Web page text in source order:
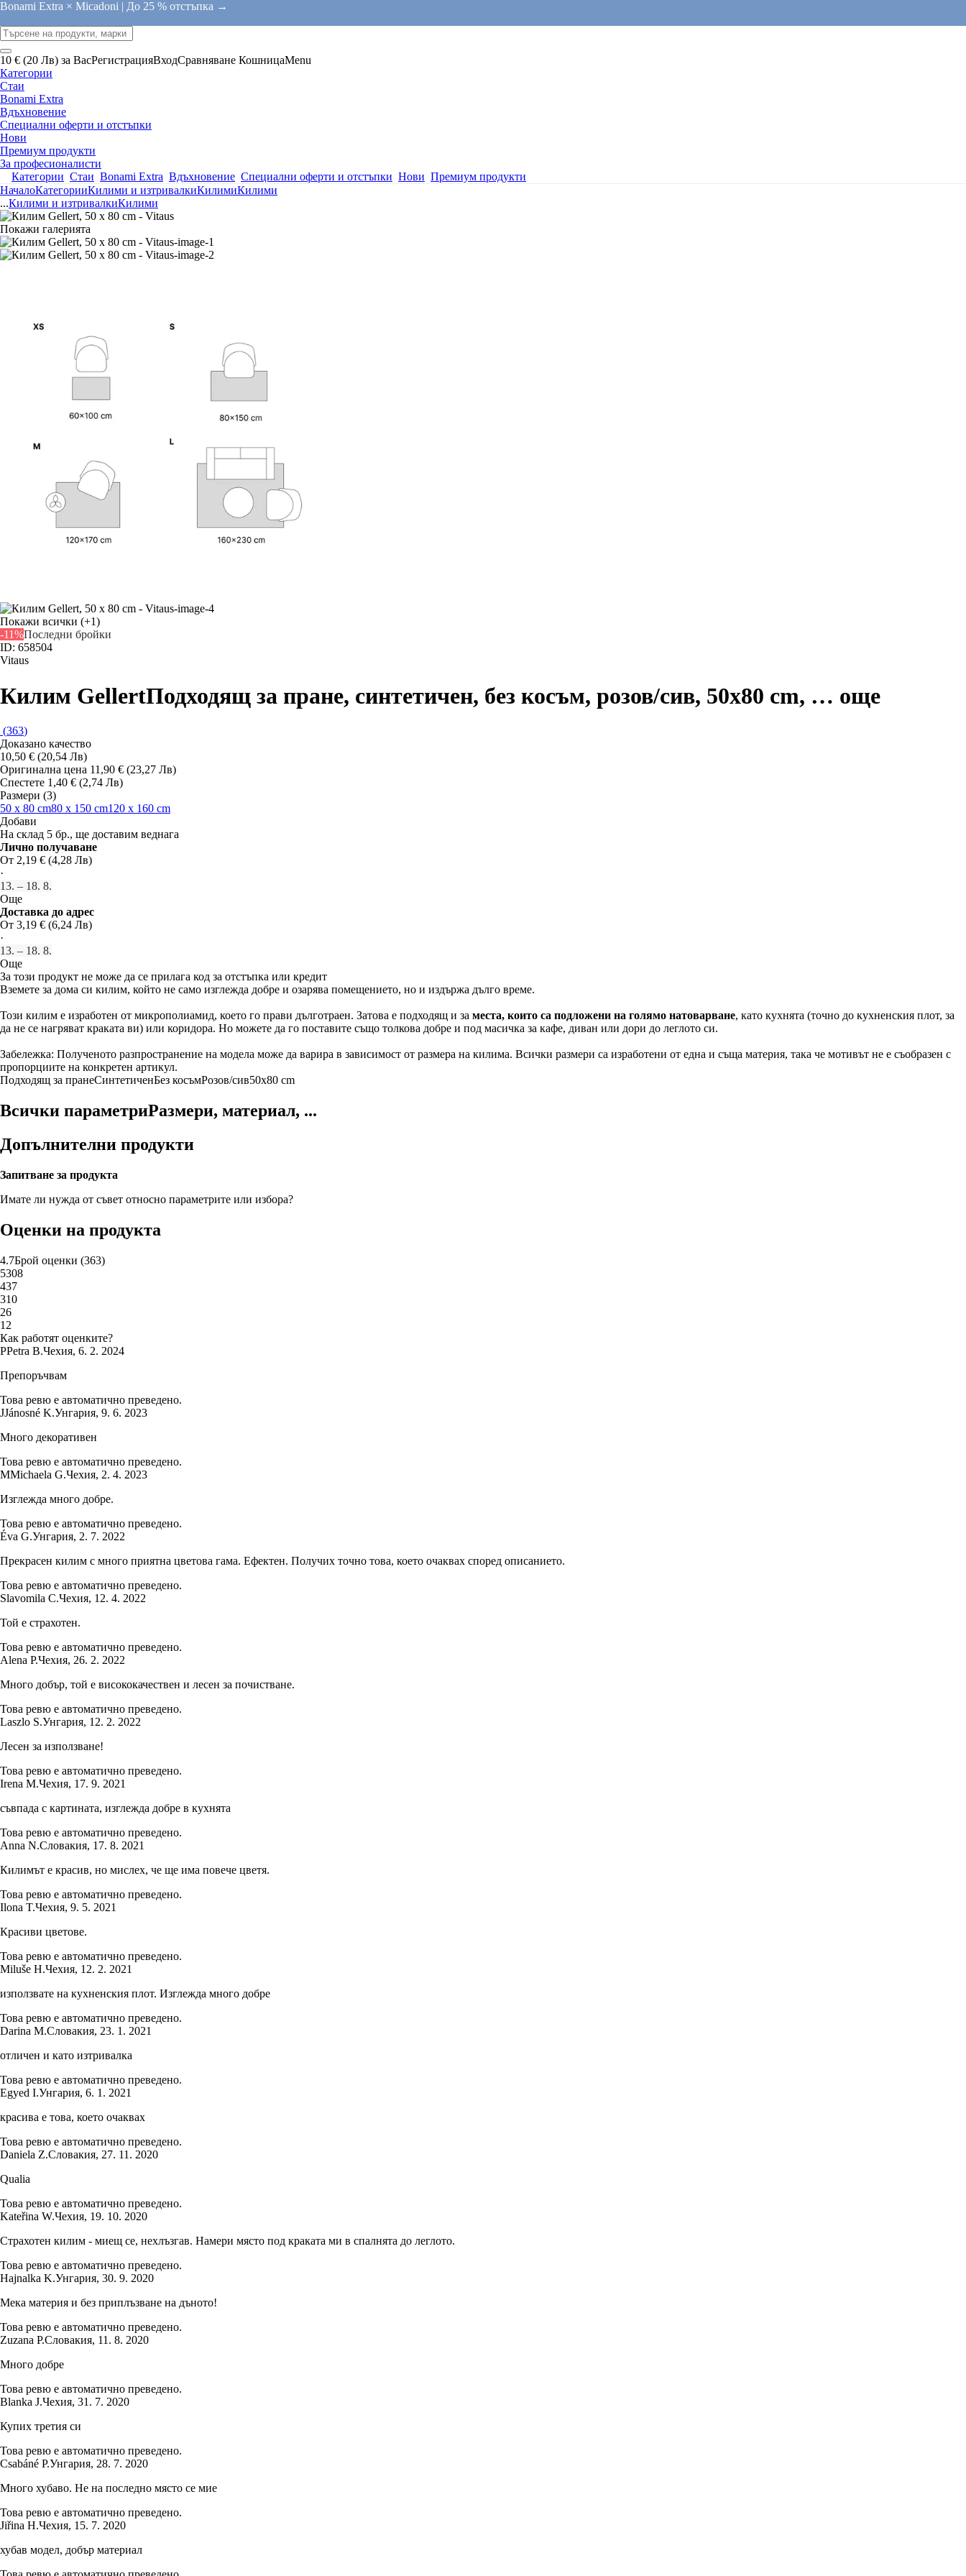
Bonami Extra × Micadoni | До 25 % отстъпка →
10 € (20 Лв) за ВасРегистрацияВходСравняване КошницаMenu
Категории
Стаи
Bonami Extra
Вдъхновение
Специални оферти и отстъпки
Нови
Премиум продукти
За професионалисти
Категории Стаи Bonami Extra Вдъхновение Специални оферти и отстъпки Нови Премиум продукти
НачалоКатегорииКилими и изтривалкиКилимиКилими
...Килими и изтривалкиКилими
Покажи галерията
Покажи всички (+1)
-11%Последни бройки
ID: 658504
Vitaus
Килим GellertПодходящ за пране, синтетичен, без косъм, розов/сив, 50x80 cm, … още
(363)
Доказано качество
10,50 € (20,54 Лв)
Оригинална цена 11,90 € (23,27 Лв)
Спестете 1,40 € (2,74 Лв)
Размери (3)
50 x 80 cm80 x 150 cm120 x 160 cm
Добави
На склад 5 бр., ще доставим веднага
Лично получаване
От 2,19 € (4,28 Лв)
·
13. – 18. 8.
Още
Доставка до адрес
От 3,19 € (6,24 Лв)
·
13. – 18. 8.
Още
За този продукт не може да се прилага код за отстъпка или кредит
Вземете за дома си килим, който не само изглежда добре и озарява помещението, но и издържа дълго време.
Този килим е изработен от микрополиамид, което го прави дълготраен. Затова е подходящ и за места, които са подложени на голямо натоварване, като кухнята (точно до кухненския плот, за
да не се нагряват краката ви) или коридора. Но можете да го поставите също толкова добре и под масичка за кафе, диван или дори до леглото си.
Забележка: Полученото разпространение на модела може да варира в зависимост от размера на килима. Всички размери са изработени от една и съща материя, така че мотивът не е съобразен с
пропорциите на конкретен артикул.
Подходящ за пранеСинтетиченБез косъмРозов/сив50x80 cm
Всички параметриРазмери, материал, ...
Допълнителни продукти
Запитване за продукта
Имате ли нужда от съвет относно параметрите или избора?
Оценки на продукта
4.7Брой оценки (363)
5308
437
310
26
1 2
Как работят оценките?
PPetra B.Чехия, 6. 2. 2024
Препоръчвам
Това ревю е автоматично преведено.
JJánosné K.Унгария, 9. 6. 2023
Много декоративен
Това ревю е автоматично преведено.
MMichaela G.Чехия, 2. 4. 2023
Изглежда много добре.
Това ревю е автоматично преведено.
Éva G.Унгария, 2. 7. 2022
Прекрасен килим с много приятна цветова гама. Ефектен. Получих точно това, което очаквах според описанието.
Това ревю е автоматично преведено.
Slavomila C.Чехия, 12. 4. 2022
Той е страхотен.
Това ревю е автоматично преведено.
Alena P.Чехия, 26. 2. 2022
Много добър, той е висококачествен и лесен за почистване.
Това ревю е автоматично преведено.
Laszlo S.Унгария, 12. 2. 2022
Лесен за използване!
Това ревю е автоматично преведено.
Irena M.Чехия, 17. 9. 2021
съвпада с картината, изглежда добре в кухнята
Това ревю е автоматично преведено.
Anna N.Словакия, 17. 8. 2021
Килимът е красив, но мислех, че ще има повече цветя.
Това ревю е автоматично преведено.
Ilona T.Чехия, 9. 5. 2021
Красиви цветове.
Това ревю е автоматично преведено.
Miluše H.Чехия, 12. 2. 2021
използвате на кухненския плот. Изглежда много добре
Това ревю е автоматично преведено.
Darina M.Словакия, 23. 1. 2021
отличен и като изтривалка
Това ревю е автоматично преведено.
Egyed I.Унгария, 6. 1. 2021
красива е това, което очаквах
Това ревю е автоматично преведено.
Daniela Z.Словакия, 27. 11. 2020
Qualia
Това ревю е автоматично преведено.
Kateřina W.Чехия, 19. 10. 2020
Страхотен килим - миещ се, нехлъзгав. Намери място под краката ми в спалнята до леглото.
Това ревю е автоматично преведено.
Hajnalka K.Унгария, 30. 9. 2020
Мека материя и без приплъзване на дъното!
Това ревю е автоматично преведено.
Zuzana P.Словакия, 11. 8. 2020
Много добре
Това ревю е автоматично преведено.
Blanka J.Чехия, 31. 7. 2020
Купих третия си
Това ревю е автоматично преведено.
Csabáné P.Унгария, 28. 7. 2020
Много хубаво. Не на последно място се мие
Това ревю е автоматично преведено.
Jiřina H.Чехия, 15. 7. 2020
хубав модел, добър материал